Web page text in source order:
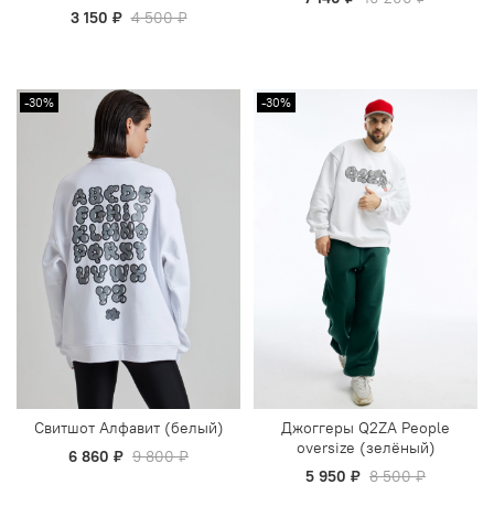
3 150 ₽ 4 500 ₽
-30%
Свитшот Алфавит (белый)
6 860 ₽ 9 800 ₽
-30%
Джоггеры Q2ZA People
oversize (зелёный)
5 950 ₽ 8 500 ₽